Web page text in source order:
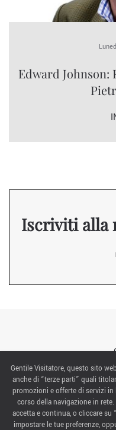
Edward
Iscriviti alla
ITALIAN
Via
Gentile Visitatore, questo sito
anche di “terze parti” quali
promozioni e offerte di servizi in
corso della navigazione in
accetta e continua, o cliccare su
impostare le tue preferenze,